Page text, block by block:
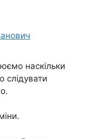
наскільки
слідувати